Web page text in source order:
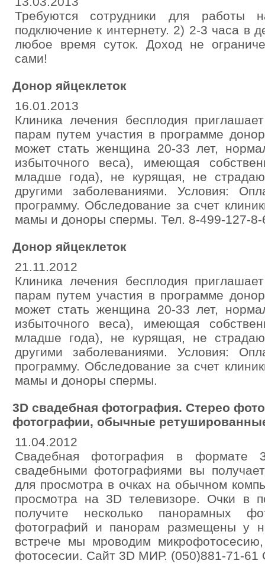
Требуются сотрудники для работы
подключение к интернету. 2) 2-3 часа в
любое время суток. Доход не
сами!
Донор яйцеклеток
16.01.2013
Клиника лечения бесплодия
парам путем участия в программе
может стать женщина 20-33 лет,
избыточного веса), имеющая
младше года), не курящая, не
другими заболеваниями. Условия:
программу. Обследование за счет
мамы и доноры спермы. Тел. 8-499-127-8-
Донор яйцеклеток
21.11.2012
Клиника лечения бесплодия
парам путем участия в программе
может стать женщина 20-33 лет,
избыточного веса), имеющая
младше года), не курящая, не
другими заболеваниями. Условия:
программу. Обследование за счет
мамы и доноры спермы.
3D свадебная фотография. Стерео
фотографии, обычные
11.04.2012
Свадебная фотография в формате
свадебными фотографиями вы
для просмотра в очках на обычном
просмотра на 3D телевизоре. Очки в
получите несколько панорамных
фотографий и панорам размещены у
встрече мы мроводим
фотосесии. Сайт 3D МИР. (050)881-71-61